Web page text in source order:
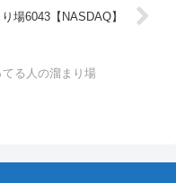
場6043【NASDAQ】
てる人の溜まり場